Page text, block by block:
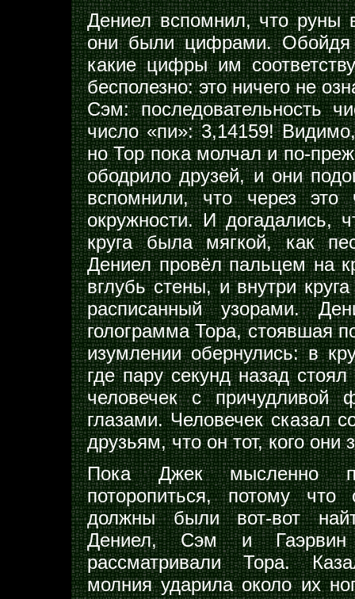
Дениел вспомнил, что руны
они были цифрами. Обойдя
какие цифры им
бесполезно: это ничего не
Сэм: последовательность
число «пи»: 3,14159!
но Тор пока молчал и по-
ободрило друзей, и они
вспомнили, что через
окружности. И догадались,
круга была мягкой, как
Дениел провёл пальцем на
вглубь стены, и внутри
расписанный узорами.
голограмма Тора, стоявшая
изумлении обернулись: в
где пару секунд назад
человечек с
глазами. Человечек сказал
друзьям, что он тот, кого они
Пока Джек мысленно
поторопиться, потому
должны были вот-вот
Дениел, Сэм и Гаэрвин
рассматривали Тора.
молния ударила около их